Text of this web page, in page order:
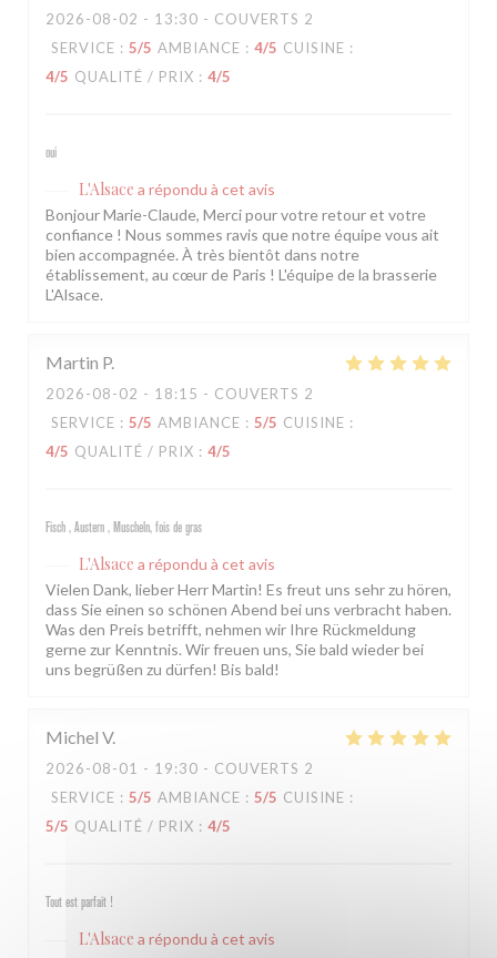
2026-08-02 - 13:30 - COUVERTS 2
SERVICE : 5/5 AMBIANCE : 4/5 CUISINE :
4/5 QUALITÉ / PRIX : 4/5
oui
L'Alsace a répondu à cet avis
Bonjour Marie-Claude, Merci pour votre retour et votre
confiance ! Nous sommes ravis que notre équipe vous ait
bien accompagnée. À très bientôt dans notre
établissement, au cœur de Paris ! L'équipe de la brasserie
L'Alsace.
Martin P
2026-08-02 - 18:15 - COUVERTS 2
SERVICE : 5/5 AMBIANCE : 5/5 CUISINE :
4/5 QUALITÉ / PRIX : 4/5
Fisch , Austern , Muscheln, fois de gras
L'Alsace a répondu à cet avis
Vielen Dank, lieber Herr Martin! Es freut uns sehr zu hören,
dass Sie einen so schönen Abend bei uns verbracht haben.
Was den Preis betrifft, nehmen wir Ihre Rückmeldung
gerne zur Kenntnis. Wir freuen uns, Sie bald wieder bei
uns begrüßen zu dürfen! Bis bald!
Michel V
2026-08-01 - 19:30 - COUVERTS 2
SERVICE : 5/5 AMBIANCE : 5/5 CUISINE :
5/5 QUALITÉ / PRIX : 4/5
Tout est parfait !
L'Alsace a répondu à cet avis